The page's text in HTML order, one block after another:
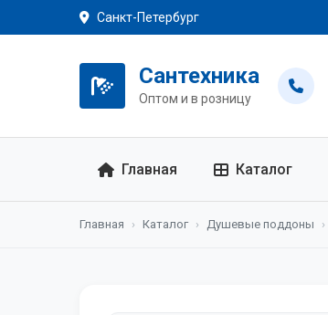
Санкт-Петербург
Сантехника
Оптом и в розницу
Главная Каталог
Главная › Каталог › Душевые поддоны ›